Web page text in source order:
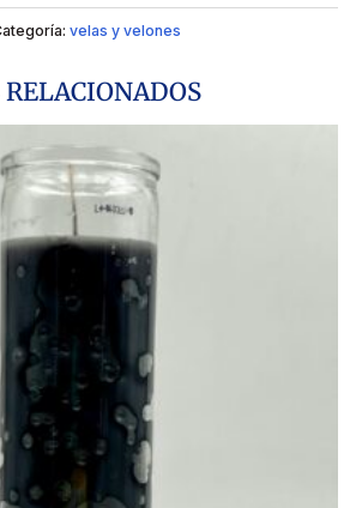
velas y velones
RELACIONADOS